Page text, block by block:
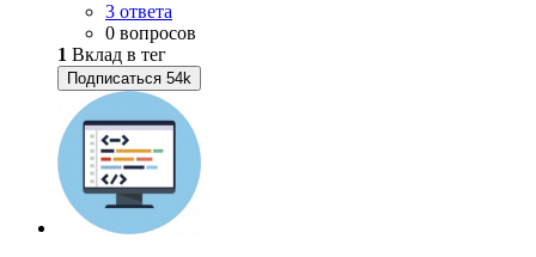
3 ответа
0 вопросов
1 Вклад в тег
Подписаться 54k